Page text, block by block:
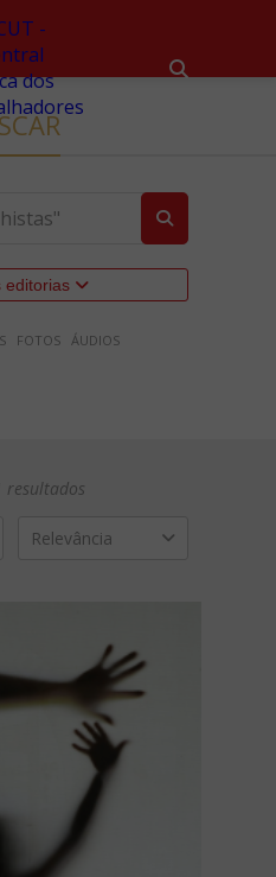
editorias
FOTOS ÁUDIOS
resultados
Relevância